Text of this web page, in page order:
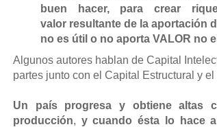
buen hacer, para crear
valor resultante de la aportación
no es útil o no aporta VALOR no
Algunos autores hablan de Capital
partes junto con el Capital Estructural y
Un país progresa y obtiene altas
producción, y cuando ésta lo hace